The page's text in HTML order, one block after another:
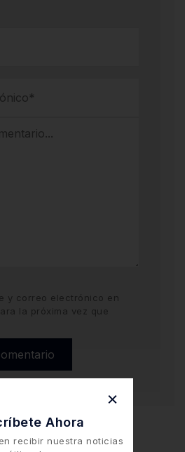
y correo electrónico en
la próxima vez que
Ahora
recibir nuestra noticias